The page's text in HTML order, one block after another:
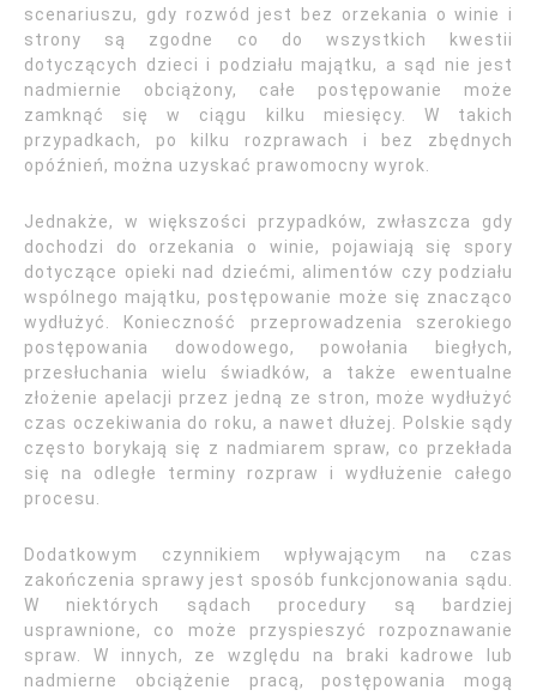
scenariuszu, gdy rozwód jest bez orzekania o winie i
strony są zgodne co do wszystkich kwestii
dotyczących dzieci i podziału majątku, a sąd nie jest
nadmiernie obciążony, całe postępowanie może
zamknąć się w ciągu kilku miesięcy. W takich
przypadkach, po kilku rozprawach i bez zbędnych
opóźnień, można uzyskać prawomocny wyrok.
Jednakże, w większości przypadków, zwłaszcza gdy
dochodzi do orzekania o winie, pojawiają się spory
dotyczące opieki nad dziećmi, alimentów czy podziału
wspólnego majątku, postępowanie może się znacząco
wydłużyć. Konieczność przeprowadzenia szerokiego
postępowania dowodowego, powołania biegłych,
przesłuchania wielu świadków, a także ewentualne
złożenie apelacji przez jedną ze stron, może wydłużyć
czas oczekiwania do roku, a nawet dłużej. Polskie sądy
często borykają się z nadmiarem spraw, co przekłada
się na odległe terminy rozpraw i wydłużenie całego
procesu.
Dodatkowym czynnikiem wpływającym na czas
zakończenia sprawy jest sposób funkcjonowania sądu.
W niektórych sądach procedury są bardziej
usprawnione, co może przyspieszyć rozpoznawanie
spraw. W innych, ze względu na braki kadrowe lub
nadmierne obciążenie pracą, postępowania mogą